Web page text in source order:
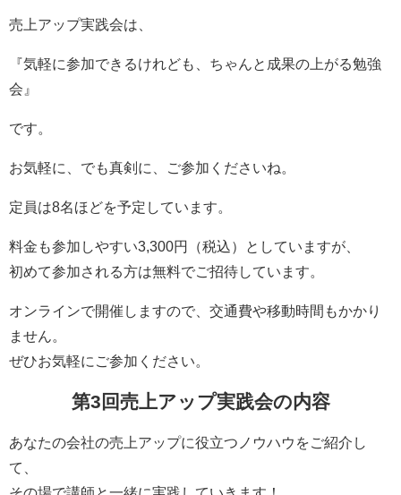
売上アップ実践会は、
『気軽に参加できるけれども、ちゃんと成果の上がる勉強
会』
です。
お気軽に、でも真剣に、ご参加くださいね。
定員は8名ほどを予定しています。
料金も参加しやすい3,300円（税込）としていますが、
初めて参加される方は無料でご招待しています。
オンラインで開催しますので、交通費や移動時間もかかり
ません。
ぜひお気軽にご参加ください。
第3回売上アップ実践会の内容
あなたの会社の売上アップに役立つノウハウをご紹介し
て、